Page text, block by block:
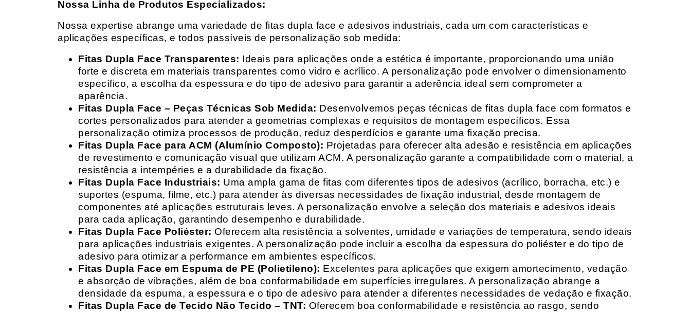
Nossa Linha de Produtos Especializados:
Nossa expertise abrange uma variedade de fitas dupla face e adesivos industriais, cada um com características e
aplicações específicas, e todos passíveis de personalização sob medida:
Fitas Dupla Face Transparentes: Ideais para aplicações onde a estética é importante, proporcionando uma união
forte e discreta em materiais transparentes como vidro e acrílico. A personalização pode envolver o dimensionamento
específico, a escolha da espessura e do tipo de adesivo para garantir a aderência ideal sem comprometer a
aparência.
Fitas Dupla Face – Peças Técnicas Sob Medida: Desenvolvemos peças técnicas de fitas dupla face com formatos e
cortes personalizados para atender a geometrias complexas e requisitos de montagem específicos. Essa
personalização otimiza processos de produção, reduz desperdícios e garante uma fixação precisa.
Fitas Dupla Face para ACM (Alumínio Composto): Projetadas para oferecer alta adesão e resistência em aplicações
de revestimento e comunicação visual que utilizam ACM. A personalização garante a compatibilidade com o material, a
resistência a intempéries e a durabilidade da fixação.
Fitas Dupla Face Industriais: Uma ampla gama de fitas com diferentes tipos de adesivos (acrílico, borracha, etc.) e
suportes (espuma, filme, etc.) para atender às diversas necessidades de fixação industrial, desde montagem de
componentes até aplicações estruturais leves. A personalização envolve a seleção dos materiais e adesivos ideais
para cada aplicação, garantindo desempenho e durabilidade.
Fitas Dupla Face Poliéster: Oferecem alta resistência a solventes, umidade e variações de temperatura, sendo ideais
para aplicações industriais exigentes. A personalização pode incluir a escolha da espessura do poliéster e do tipo de
adesivo para otimizar a performance em ambientes específicos.
Fitas Dupla Face em Espuma de PE (Polietileno): Excelentes para aplicações que exigem amortecimento, vedação
e absorção de vibrações, além de boa conformabilidade em superfícies irregulares. A personalização abrange a
densidade da espuma, a espessura e o tipo de adesivo para atender a diferentes necessidades de vedação e fixação.
Fitas Dupla Face de Tecido Não Tecido – TNT: Oferecem boa conformabilidade e resistência ao rasgo, sendo